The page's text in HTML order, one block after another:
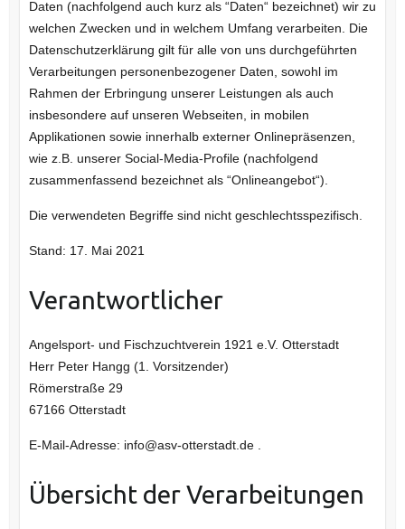
Daten (nachfolgend auch kurz als “Daten“ bezeichnet) wir zu
welchen Zwecken und in welchem Umfang verarbeiten. Die
Datenschutzerklärung gilt für alle von uns durchgeführten
Verarbeitungen personenbezogener Daten, sowohl im
Rahmen der Erbringung unserer Leistungen als auch
insbesondere auf unseren Webseiten, in mobilen
Applikationen sowie innerhalb externer Onlinepräsenzen,
wie z.B. unserer Social-Media-Profile (nachfolgend
zusammenfassend bezeichnet als “Onlineangebot“).
Die verwendeten Begriffe sind nicht geschlechtsspezifisch.
Stand: 17. Mai 2021
Verantwortlicher
Angelsport- und Fischzuchtverein 1921 e.V. Otterstadt
Herr Peter Hangg (1. Vorsitzender)
Römerstraße 29
67166 Otterstadt
E-Mail-Adresse: info@asv-otterstadt.de .
Übersicht der Verarbeitungen